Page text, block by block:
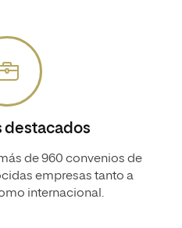
destacados
de 960 convenios de
empresas tanto a
internacional.